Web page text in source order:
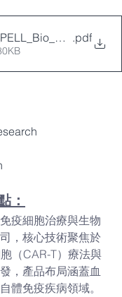
.pdf
：
疫細胞治療與生物
，核心技術聚焦於
（CAR-T）療法與
，產品布局涵蓋血
體免疫疾病領域。